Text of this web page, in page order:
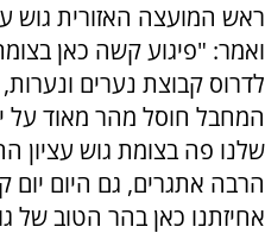
ראש המועצה האזורית גוש
ואמר: "פיגוע קשה כאן
לדרוס קבוצת נערים
המחבל חוסל מהר מאוד על
הרבה אתגרים, גם היום
אחיזתנו כאן בהר הטוב של